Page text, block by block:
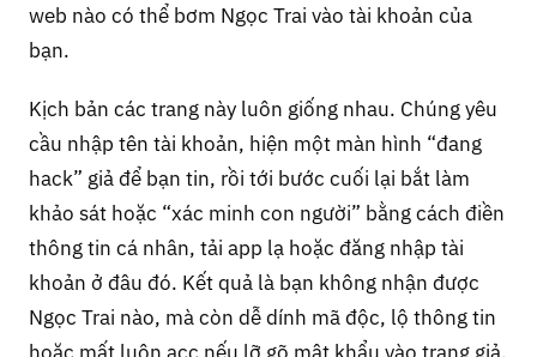
web nào có thể bơm Ngọc Trai vào tài khoản của
bạn.
Kịch bản các trang này luôn giống nhau. Chúng yêu
cầu nhập tên tài khoản, hiện một màn hình “đang
hack” giả để bạn tin, rồi tới bước cuối lại bắt làm
khảo sát hoặc “xác minh con người” bằng cách điền
thông tin cá nhân, tải app lạ hoặc đăng nhập tài
khoản ở đâu đó. Kết quả là bạn không nhận được
Ngọc Trai nào, mà còn dễ dính mã độc, lộ thông tin